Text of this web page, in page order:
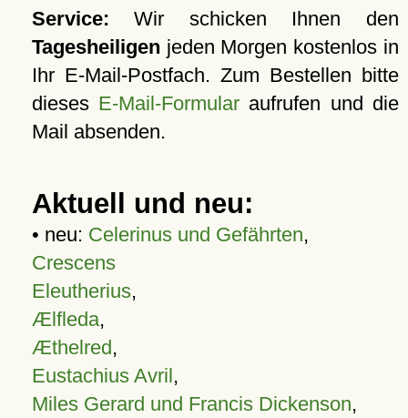
Service: Wir schicken Ihnen den
Tagesheiligen jeden Morgen kostenlos in
Ihr E-Mail-Postfach. Zum Bestellen bitte
dieses E-Mail-Formular aufrufen und die
Mail absenden.
Aktuell und neu:
• neu: Celerinus und Gefährten,
Crescens
Eleutherius,
Ælfleda,
Æthelred,
Eustachius Avril,
Miles Gerard und Francis Dickenson,